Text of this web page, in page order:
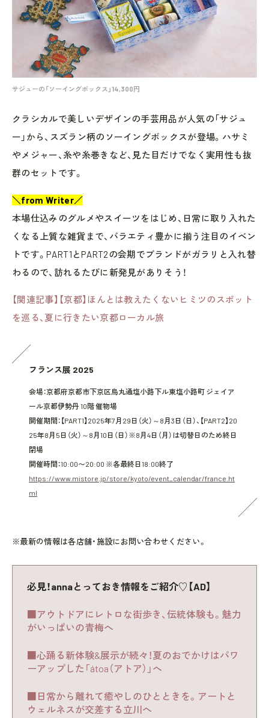
サジューの「ソーイングボックス」14,300円
クラシカルで美しいデザインの手芸用品が人気の「サジュ
ー」から、スズラン柄のソーイングボックスが登場。ハサミ
やメジャー、糸や糸巻きなど、見た目だけでなく実用性も抜
群のセットです。
＼from Writer／
本場仕込みのグルメやスイーツをはじめ、日常に取り入れた
くなる上質な雑貨まで、バラエティ豊かに揃う注目のイベン
トです。PART1とPART2の会期でブランドがガラリと入れ替
わるので、訪れるたびに新発見がありそう！
【関連記事】【京都】ほんとは教えたくないヒミツのスポット
を巡る、夏に行きたい京都ローカル旅
フランス展 2025
会場：京都府京都市下京区烏丸通塩小路下ル東塩小路町 ジェイア
ール京都伊勢丹 10階 催物場
開催期間：【PART1】2025年7月29日（火）～8月3日（日）、【PART2】20
25年8月5日（火）～8月10日（日）※8月4日（月）は切替日のため終日
閉場
開催時間：10:00〜20:00 ※各最終日18:00終了
https://www.mistore.jp/store/kyoto/event_calendar/france.ht
ml
※最新の情報は各店舗・施設にお問い合わせください。
必見！annaとっておき情報をご紹介♡【AD】
■アウトドアにレトロな街歩き、伝統体験も。魅力
がいっぱいの青梅へ
■心踊る新体験&展示が続々！夏のおでかけはパワ
ーアップした「átoa（アトア）」へ
■日常から離れて癒やしのひとときを。アートと
ウェルネスが交差する立川へ